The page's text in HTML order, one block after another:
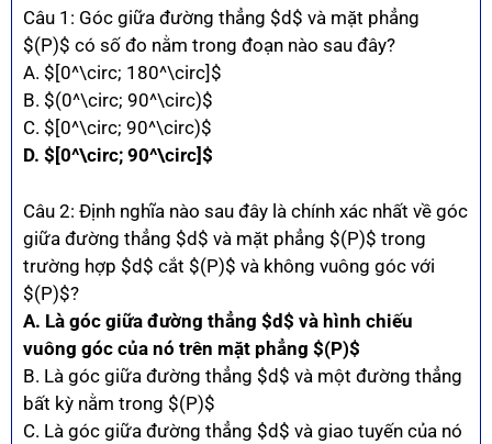
Câu 1: Góc giữa đường thẳng $d$ và mặt phẳng
$(P)$ có số đo nằm trong đoạn nào sau đây?
A. $[0^\circ; 180^\circ]$
B. $(0^\circ; 90^\circ)$
C. $[0^\circ; 90^\circ)$
D. $[0^\circ; 90^\circ]$
Câu 2: Định nghĩa nào sau đây là chính xác nhất về góc
giữa đường thẳng $d$ và mặt phẳng $(P)$ trong
trường hợp $d$ cắt $(P)$ và không vuông góc với
$(P)$?
A. Là góc giữa đường thẳng $d$ và hình chiếu
vuông góc của nó trên mặt phẳng $(P)$
B. Là góc giữa đường thẳng $d$ và một đường thẳng
bất kỳ nằm trong $(P)$
C. Là góc giữa đường thẳng $d$ và giao tuyến của nó